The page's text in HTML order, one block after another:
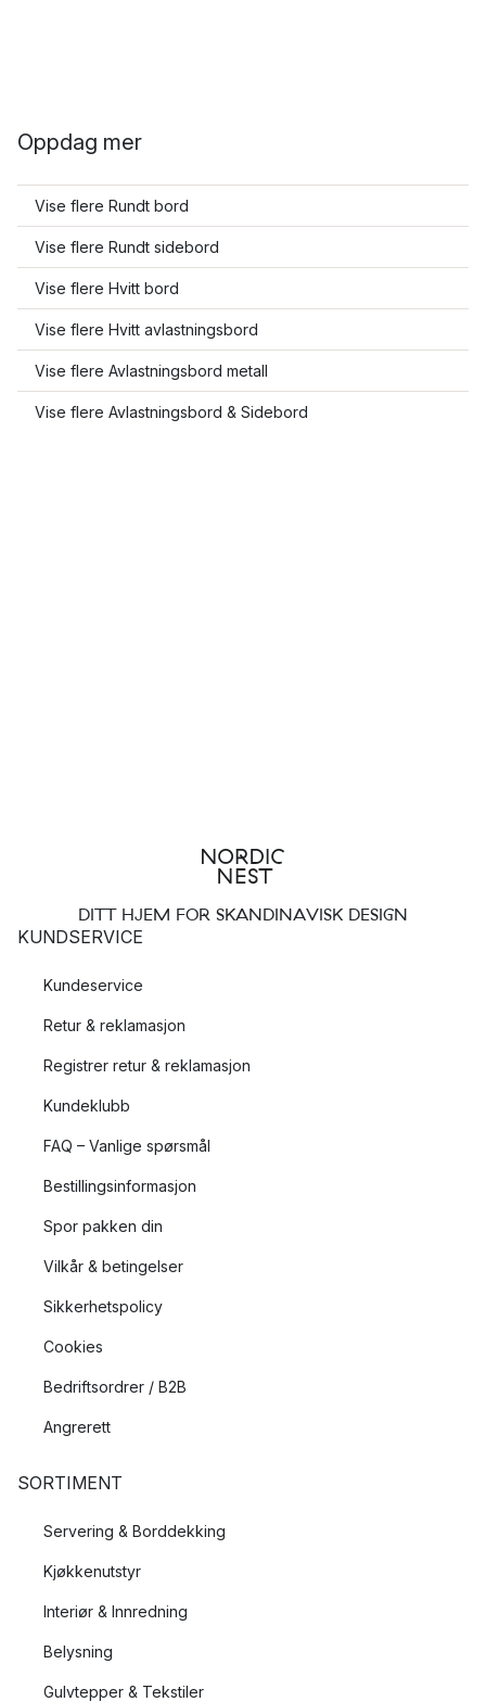
Oppdag mer
Vise flere Rundt bord
Vise flere Rundt sidebord
Vise flere Hvitt bord
Vise flere Hvitt avlastningsbord
Vise flere Avlastningsbord metall
Vise flere Avlastningsbord & Sidebord
DITT HJEM FOR SKANDINAVISK DESIGN
KUNDSERVICE
Kundeservice
Retur & reklamasjon
Registrer retur & reklamasjon
Kundeklubb
FAQ – Vanlige spørsmål
Bestillingsinformasjon
Spor pakken din
Vilkår & betingelser
Sikkerhetspolicy
Cookies
Bedriftsordrer / B2B
Angrerett
SORTIMENT
Servering & Borddekking
Kjøkkenutstyr
Interiør & Innredning
Belysning
Gulvtepper & Tekstiler